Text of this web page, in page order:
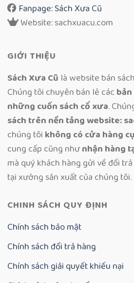
Fanpage: Sách Xưa Cũ
Website: sachxuacu.com
GIỚI THIỆU
Sách Xưa Cũ là website bán
Chúng tôi chuyên bán lẻ các
những cuốn sách cổ xưa.
sách trên nền tảng website:
chúng tôi không có cửa hàng
cung cấp cũng nhưnhận hàng
mà quý khách hàng gửi về đổi
tại xưởng sản xuất của chúng tôi.
CHINH SÁCH QUY ĐỊNH
Chính sách bảo mật
Chính sách đổi trả hàng
Chính sách giải quyết khiếu nại